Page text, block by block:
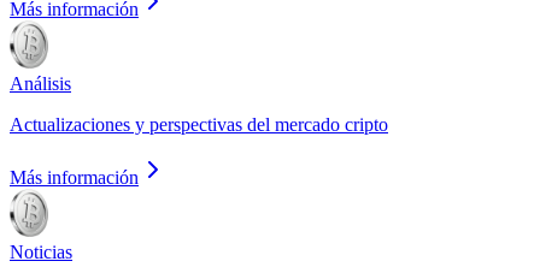
Más información
Análisis
Actualizaciones y perspectivas del mercado cripto
Más información
Noticias